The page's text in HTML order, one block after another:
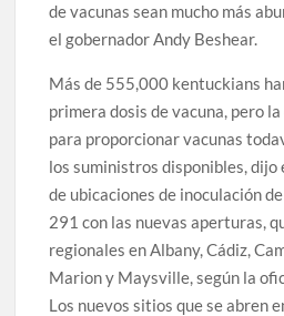
de vacunas sean mucho más
el gobernador Andy Beshear.
Más de 555,000 kentuckians
primera dosis de vacuna, pero
para proporcionar vacunas
los suministros disponibles, dijo
de ubicaciones de inoculación
291 con las nuevas aperturas,
regionales en Albany, Cádiz,
Marion y Maysville, según la
Los nuevos sitios que se abren